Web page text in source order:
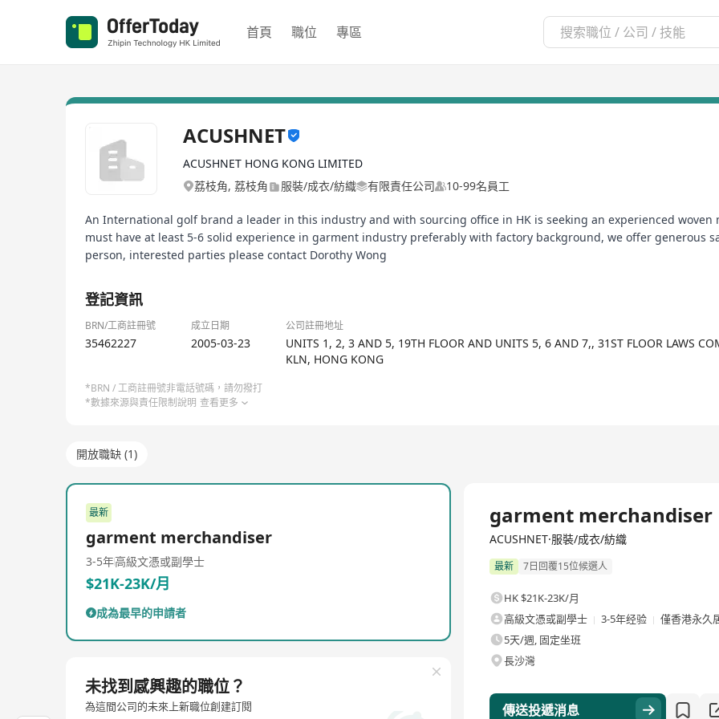
首頁 職位 專區
ACUSHNET
ACUSHNET HONG KONG LIMITED
荔枝角, 荔枝角
服裝/成衣/紡織 有限責任公司 10-99名員工
An International golf brand a leader in this industry and with sourcing office in HK is seeking an experienced
must have at least 5-6 solid experience in garment industry preferably with factory background, we offer generous
person, interested parties please contact Dorothy Wong
登記資訊
BRN/工商註冊號 成立日期 公司註冊地址
35462227 2005-03-23
UNITS 1, 2, 3 AND 5, 19TH FLOOR AND UNITS 5, 6 AND 7,, 31ST FLOOR LAWS
KLN, HONG KONG
*BRN / 工商註冊號非電話號碼，請勿撥打
*數據來源與責任限制說明 查看更多
開放職缺 (1)
最新
garment merchandiser
3-5年高級文憑或副學士
$21K-23K/月
成為最早的申請者
未找到感興趣的職位？
為這間公司的未來上新職位創建訂閱
garment merchandiser
ACUSHNET·服裝/成衣/紡織
最新 7日回覆15位候選人
HK $21K-23K/月
高級文憑或副學士
3-5年经验
僅香港永久
5天/週, 固定坐班
長沙灣
傳送投遞消息